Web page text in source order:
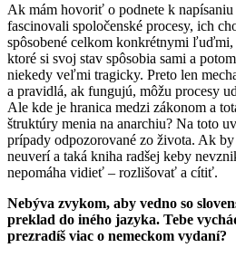
Ak mám hovoriť o podnete k
fascinovali spoločenské procesy, ich
spôsobené celkom konkrétnymi
ktoré si svoj stav spôsobia sami a
niekedy veľmi tragicky. Preto len
a pravidlá, ak fungujú, môžu procesy
Ale kde je hranica medzi zákonom a
štruktúry menia na anarchiu? Na toto
prípady odpozorované zo života. Ak
neuverí a taká kniha radšej keby
nepomáha vidieť – rozlišovať a cítiť.
Nebýva zvykom, aby vedno so
preklad do iného jazyka. Tebe
prezradíš viac o nemeckom vydaní?